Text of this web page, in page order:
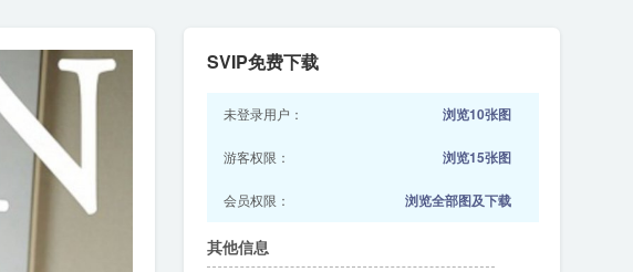
SVIP免费下载
未登录用户： 浏览10张图
游客权限： 浏览15张图
会员权限： 浏览全部图及下载
其他信息